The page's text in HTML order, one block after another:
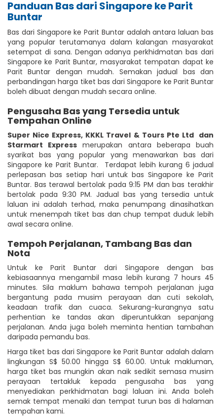
Panduan Bas dari Singapore ke Parit
Buntar
Bas dari Singapore ke Parit Buntar adalah antara laluan bas
yang popular terutamanya dalam kalangan masyarakat
setempat di sana. Dengan adanya perkhidmatan bas dari
Singapore ke Parit Buntar, masyarakat tempatan dapat ke
Parit Buntar dengan mudah. Semakan jadual bas dan
perbandingan harga tiket bas dari Singapore ke Parit Buntar
boleh dibuat dengan mudah secara online.
Pengusaha Bas yang Tersedia untuk
Tempahan Online
Super Nice Express, KKKL Travel & Tours Pte Ltd dan
Starmart Express merupakan antara beberapa buah
syarikat bas yang popular yang menawarkan bas dari
Singapore ke Parit Buntar. Terdapat lebih kurang 6 jadual
perlepasan bas setiap hari untuk bas Singapore ke Parit
Buntar. Bas terawal bertolak pada 9:15 PM dan bas terakhir
bertolak pada 9:30 PM. Jadual bas yang tersedia untuk
laluan ini adalah terhad, maka penumpang dinasihatkan
untuk menempah tiket bas dan chup tempat duduk lebih
awal secara online.
Tempoh Perjalanan, Tambang Bas dan
Nota
Untuk ke Parit Buntar dari Singapore dengan bas
kebiasaannya mengambil masa lebih kurang 7 hours 45
minutes. Sila maklum bahawa tempoh perjalanan juga
bergantung pada musim perayaan dan cuti sekolah,
keadaan trafik dan cuaca. Sekurang-kurangnya satu
perhentian ke tandas akan diperuntukkan sepanjang
perjalanan. Anda juga boleh meminta hentian tambahan
daripada pemandu bas.
Harga tiket bas dari Singapore ke Parit Buntar adalah dalam
lingkungan S$ 50.00 hingga S$ 60.00. Untuk makluman,
harga tiket bas mungkin akan naik sedikit semasa musim
perayaan tertakluk kepada pengusaha bas yang
menyediakan perkhidmatan bagi laluan ini. Anda boleh
semak tempat menaiki dan tempat turun bas di halaman
tempahan kami.